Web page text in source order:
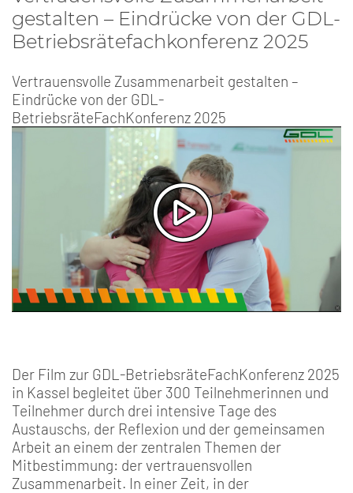
gestalten – Eindrücke von der GDL-
Betriebsrätefachkonferenz 2025
Vertrauensvolle Zusammenarbeit gestalten –
Eindrücke von der GDL-
BetriebsräteFachKonferenz 2025
Der Film zur GDL-BetriebsräteFachKonferenz 2025
in Kassel begleitet über 300 Teilnehmerinnen und
Teilnehmer durch drei intensive Tage des
Austauschs, der Reflexion und der gemeinsamen
Arbeit an einem der zentralen Themen der
Mitbestimmung: der vertrauensvollen
Zusammenarbeit. In einer Zeit, in der